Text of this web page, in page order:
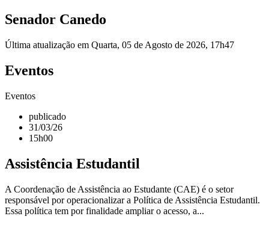
Senador Canedo
Última atualização em Quarta, 05 de Agosto de 2026, 17h47
Eventos
Eventos
publicado
31/03/26
15h00
Assistência Estudantil
A Coordenação de Assistência ao Estudante (CAE) é o setor
responsável por operacionalizar a Política de Assistência Estudantil.
Essa política tem por finalidade ampliar o acesso, a...